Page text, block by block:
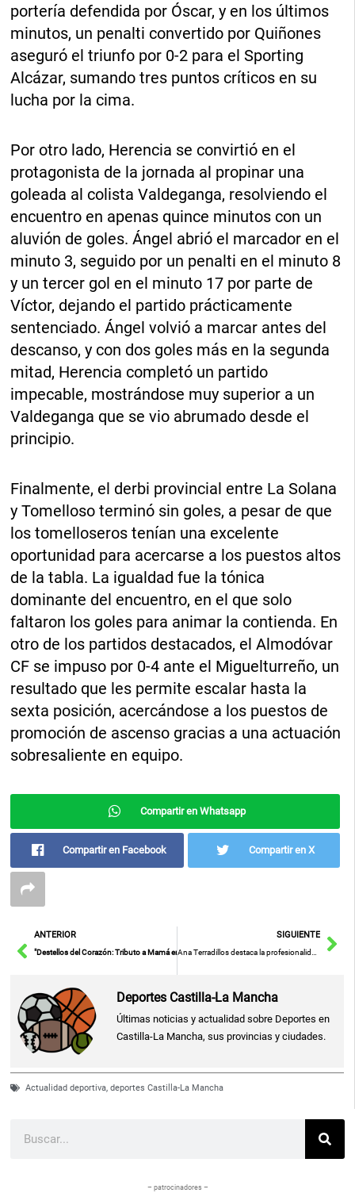
portería defendida por Óscar, y en los últimos
minutos, un penalti convertido por Quiñones
aseguró el triunfo por 0-2 para el Sporting
Alcázar, sumando tres puntos críticos en su
lucha por la cima.
Por otro lado, Herencia se convirtió en el
protagonista de la jornada al propinar una
goleada al colista Valdeganga, resolviendo el
encuentro en apenas quince minutos con un
aluvión de goles. Ángel abrió el marcador en el
minuto 3, seguido por un penalti en el minuto 8
y un tercer gol en el minuto 17 por parte de
Víctor, dejando el partido prácticamente
sentenciado. Ángel volvió a marcar antes del
descanso, y con dos goles más en la segunda
mitad, Herencia completó un partido
impecable, mostrándose muy superior a un
Valdeganga que se vio abrumado desde el
principio.
Finalmente, el derbi provincial entre La Solana
y Tomelloso terminó sin goles, a pesar de que
los tomelloseros tenían una excelente
oportunidad para acercarse a los puestos altos
de la tabla. La igualdad fue la tónica
dominante del encuentro, en el que solo
faltaron los goles para animar la contienda. En
otro de los partidos destacados, el Almodóvar
CF se impuso por 0-4 ante el Miguelturreño, un
resultado que les permite escalar hasta la
sexta posición, acercándose a los puestos de
promoción de ascenso gracias a una actuación
sobresaliente en equipo.
Compartir en Whatsapp
Compartir en Facebook Compartir en X
AntANTERIOR
"Destellos del Corazón: Tributo a Mamá en Amplitud de Luz"
SIGUIENTE
Ana Terradillos destaca la profesionalidad de Silvia Intxaurrondo: Un ejemplo de camaradería en la competencia matutina televisiva
Deportes Castilla-La Mancha
Últimas noticias y actualidad sobre Deportes en
Castilla-La Mancha, sus provincias y ciudades.
Actualidad deportiva,deportes Castilla-La Mancha
– patrocinadores –